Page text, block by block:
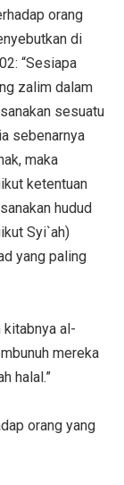
orang
di
“Sesiapa
zalim dalam
sesuatu
sebenarnya
maka
ketentuan
hudud
Syi`ah)
yang paling
al-
mereka
halal.”
orang yang